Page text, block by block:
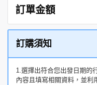
訂單金額
訂購須知
1.選擇出符合您出發日期的
內容且填寫相關資料，並利